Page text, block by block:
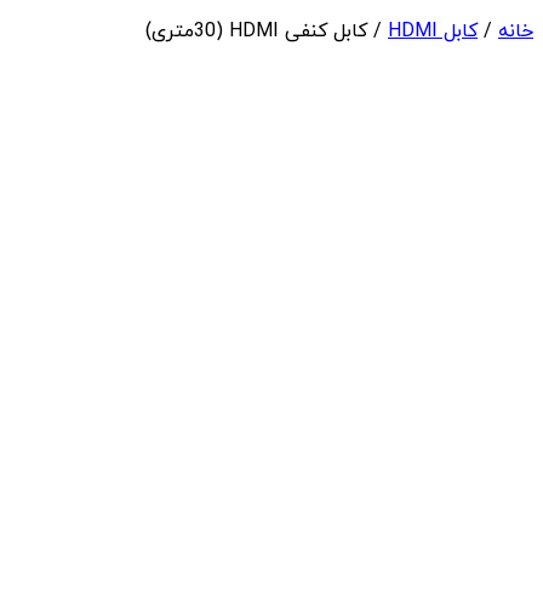
خانه /کابل HDMI / کابل کنفی HDMI (30متری)